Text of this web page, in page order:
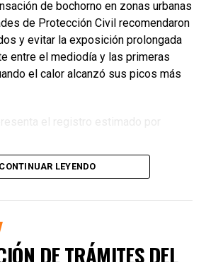
de bochorno en zonas urbanas
de Protección Civil recomendaron
y evitar la exposición prolongada
entre el mediodía y las primeras
el calor alcanzó sus picos más
el registro estimado por
— 33°C / 40°C
32°C / 39°C
/ 37°C
CONTINUAR LEYENDO
DE TRÁMITES DEL